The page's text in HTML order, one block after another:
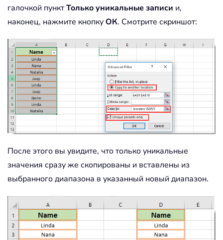
галочкой пунктТолько уникальные записи и,
наконец, нажмите кнопкуОК. Смотрите скриншот:
После этого вы увидите, что только уникальные
значения сразу же скопированы и вставлены из
выбранного диапазона в указанный новый диапазон.